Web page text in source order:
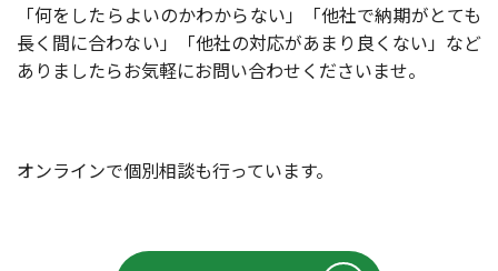
「何をしたらよいのかわからない」「他社で納期がとても
長く間に合わない」「他社の対応があまり良くない」など
ありましたらお気軽にお問い合わせくださいませ。
オンラインで個別相談も行っています。